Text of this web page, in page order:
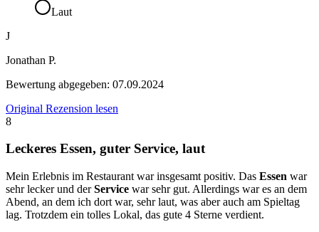
Laut
J
Jonathan P.
Bewertung abgegeben: 07.09.2024
Original Rezension lesen
8
Leckeres Essen, guter Service, laut
Mein Erlebnis im Restaurant war insgesamt positiv. Das Essen war
sehr lecker und derService war sehr gut. Allerdings war es an dem
Abend, an dem ich dort war, sehr laut, was aber auch am Spieltag
lag. Trotzdem ein tolles Lokal, das gute 4 Sterne verdient.